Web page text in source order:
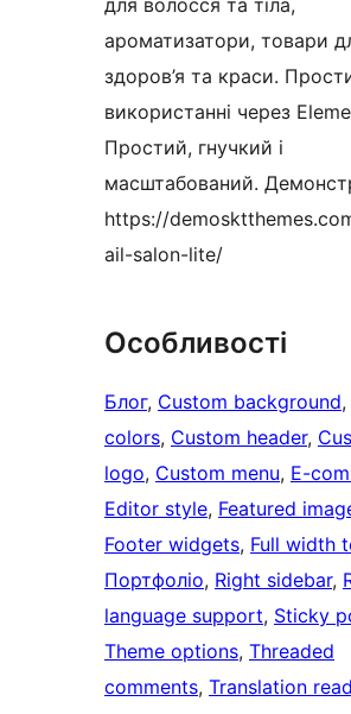
для волосся та тіла,
ароматизатори, товари
здоров’я та краси.
використанні через
Простий, гнучкий і
масштабований.
https://
ail-salon-lite/
Особливості
Блог, Custom background,
colors, Custom header,
logo, Custom menu, E-
Editor style, Featured
Footer widgets, Full width
Портфоліо, Right sidebar,
language support, Sticky
Theme options, Threaded
comments, Translation